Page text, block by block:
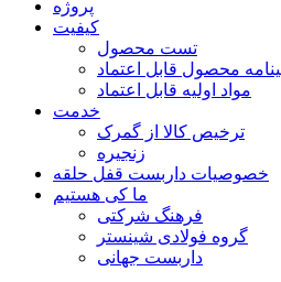
پروژه
کیفیت
تست محصول
محصول قابل اعتماد
مواد اولیه قابل اعتماد
خدمت
ترخیص کالا از گمرک
زنجیره
خصوصیات داربست قفل حلقه
ما کی هستیم
فرهنگ شرکتی
گروه فولادی شینستر
داربست جهانی